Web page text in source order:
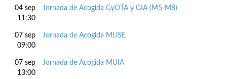
04 sep
11:30
Jornada de Acogida GyOTA y GIA (M5-M8)
07 sep
09:00
Jornada de Acogida MUSE
07 sep
13:00
Jornada de Acogida MUIA